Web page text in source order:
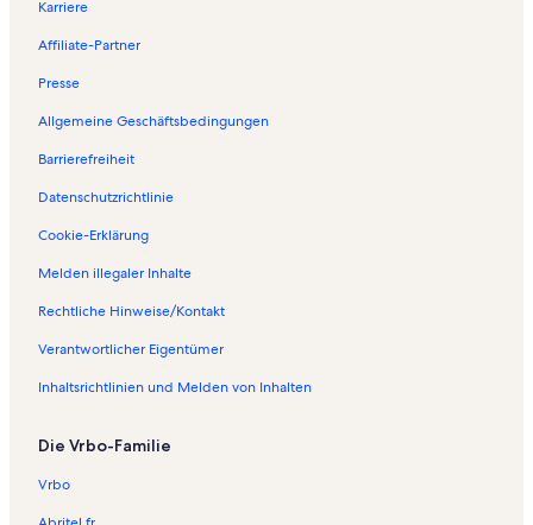
Karriere
Affiliate-Partner
Presse
Allgemeine Geschäftsbedingungen
Barrierefreiheit
Datenschutzrichtlinie
Cookie-Erklärung
Melden illegaler Inhalte
Rechtliche Hinweise/Kontakt
Verantwortlicher Eigentümer
Inhaltsrichtlinien und Melden von Inhalten
Die Vrbo-Familie
Vrbo